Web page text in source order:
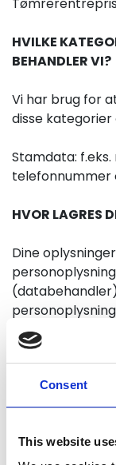
Consent
This website
HVILKE
BEHANDLER VI?
Vi har brug for
disse
Stamdata:
telefonnummer
HVOR LAGRES
Dine
i henhold til
lovgivning om
HVOR FÅR VI
kan komme fra